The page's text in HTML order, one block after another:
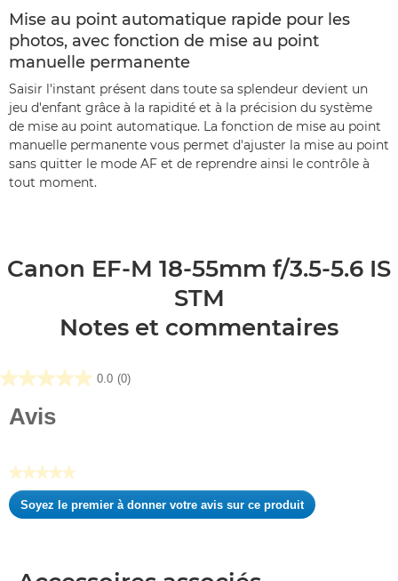
Mise au point automatique rapide pour les
photos, avec fonction de mise au point
manuelle permanente
Saisir l'instant présent dans toute sa splendeur devient un
jeu d'enfant grâce à la rapidité et à la précision du système
de mise au point automatique. La fonction de mise au point
manuelle permanente vous permet d'ajuster la mise au point
sans quitter le mode AF et de reprendre ainsi le contrôle à
tout moment.
Canon EF-M 18-55mm f/3.5-5.6 IS
STM
Notes et commentaires
0.0 (0)
0.0
Avis
★★★★★
Aucune
valeur
Soyez le premier à donner votre avis sur ce produit
.
entraînera